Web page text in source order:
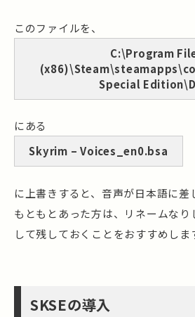
このファイルを、
C:\Program
Special
にある
Skyrim – Voices_en0.bsa
に上書きすると、音声が日本語に差
もともとあった方は、リネームなり
して残しておくことをおすすめしま
SKSEの導入